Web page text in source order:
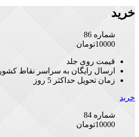
خرید
شماره 86
10000تومان
قیمت روی جلد
ارسال رایگان به سراسر نقاط کشور
زمان تحویل حداکثر 5 روز
خرید
شماره 84
10000تومان